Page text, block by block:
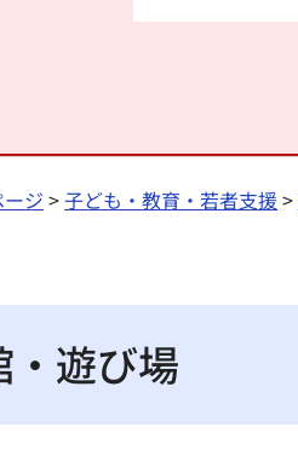
ジ >子ども・教育・若者支援>
・遊び場